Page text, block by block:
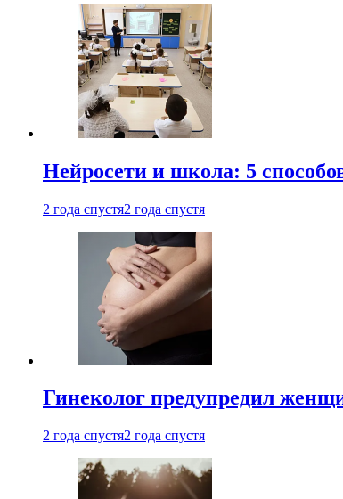
Нейросети и школа: 5
2 года спустя2 года спустя
Гинеколог предупредил
2 года спустя2 года спустя